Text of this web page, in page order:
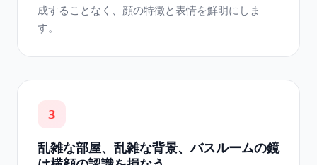
成することなく、顔の特徴と表情を鮮明にしま
す。
3
乱雑な部屋、乱雑な背景、バスルームの鏡